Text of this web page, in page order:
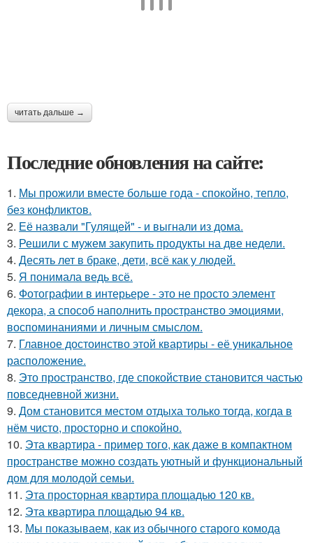
читать дальше →
Последние обновления на сайте:
1. Мы прожили вместе больше года - спокойно, тепло,
без конфликтов.
2. Её назвали "Гулящей" - и выгнали из дома.
3. Решили с мужем закупить продукты на две недели.
4. Десять лет в браке, дети, всё как у людей.
5. Я понимала ведь всё.
6. Фотографии в интерьере - это не просто элемент
декора, а способ наполнить пространство эмоциями,
воспоминаниями и личным смыслом.
7. Главное достоинство этой квартиры - её уникальное
расположение.
8. Это пространство, где спокойствие становится частью
повседневной жизни.
9. Дом становится местом отдыха только тогда, когда в
нём чисто, просторно и спокойно.
10. Эта квартира - пример того, как даже в компактном
пространстве можно создать уютный и функциональный
дом для молодой семьи.
11. Эта просторная квартира площадью 120 кв.
12. Эта квартира площадью 94 кв.
13. Мы показываем, как из обычного старого комода